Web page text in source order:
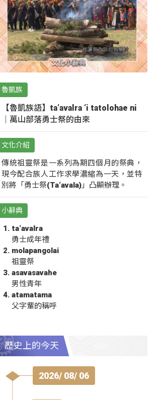
魯凱族
【魯凱族語】ta‘avalra ‘i tatolohae ni
｜萬山部落勇士祭的由來
文化介紹
傳統祖靈祭是一系列為期四個月的祭典，
現今配合族人工作求學濃縮為一天，並特
別將「勇士祭(Ta‘avala)」凸顯辦理。
小辭典
ta‘avalra
勇士成年禮
molapangolai
祖靈祭
asavasavahe
男性青年
atamatama
父字輩的稱呼
歷史上的今天
2026/ 08/ 06